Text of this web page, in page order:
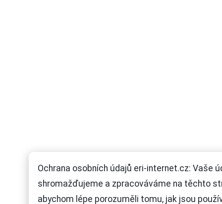
Ochrana osobních údajů eri-internet.cz: Vaše
shromažďujeme a zpracováváme na těchto
abychom lépe porozuměli tomu, jak jsou